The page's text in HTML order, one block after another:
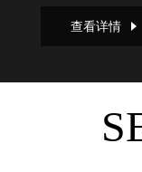
查看详情